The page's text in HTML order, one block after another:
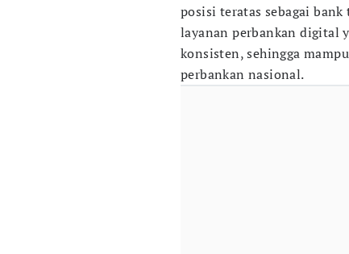
posisi teratas sebagai
layanan perbankan digital
konsisten, sehingga
perbankan nasional.